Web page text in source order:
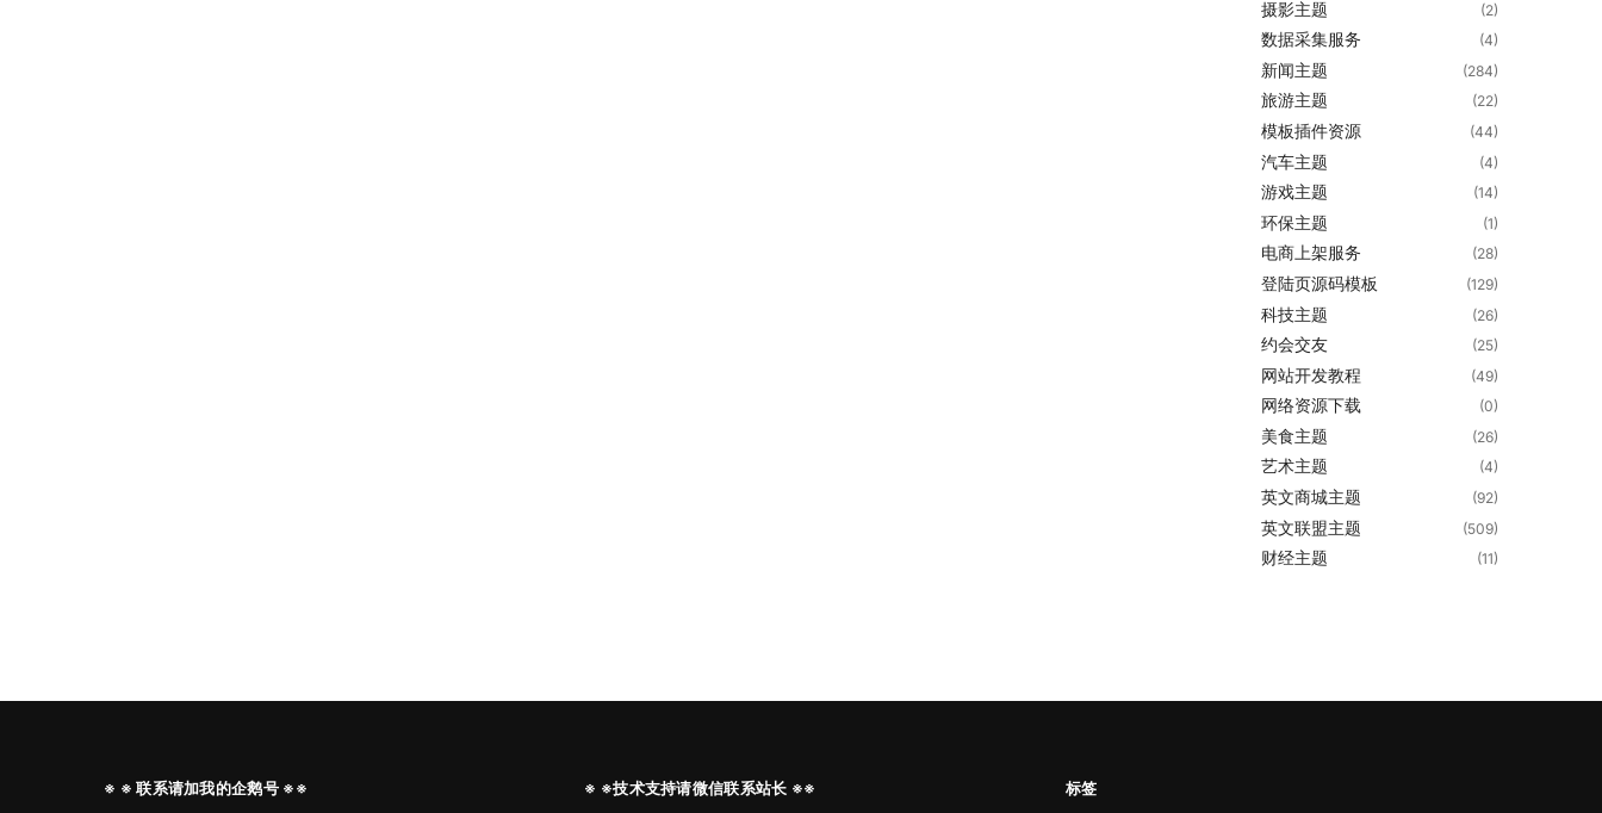
摄影主题 (2)
数据采集服务 (4)
新闻主题 (284)
旅游主题 (22)
模板插件资源 (44)
汽车主题 (4)
游戏主题 (14)
环保主题 (1)
电商上架服务 (28)
登陆页源码模板 (129)
科技主题 (26)
约会交友 (25)
网站开发教程 (49)
网络资源下载 (0)
美食主题 (26)
艺术主题 (4)
英文商城主题 (92)
英文联盟主题 (509)
财经主题 (11)
※ ※ 联系请加我的企鹅号 ※※ ※ ※技术支持请微信联系站长 ※※ 标签